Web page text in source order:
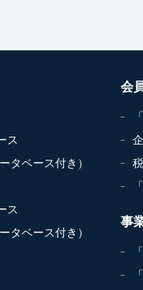
ス
タベース付き）
ス
タベース付き）
会
事